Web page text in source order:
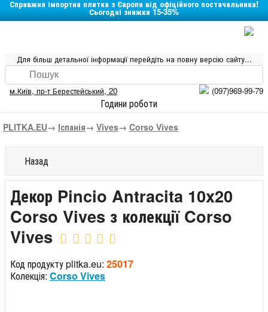
Справжня імпортна плитка з Європи від офіційного постачальника!
Сьогодні знижки 15-35%
Для більш детальної інформації перейдіть на повну версію сайту...
м.Київ, пр-т Берестейський, 20 (097)969-99-79
Години роботи
PLITKA.EU→ Іспанія→ Vives→ Corso Vives
Назад
Декор Pincio Antracita 10x20
Corso Vives з колекції Corso
Vives
Код продукту plitka.eu: 25017
Колекція: Corso Vives